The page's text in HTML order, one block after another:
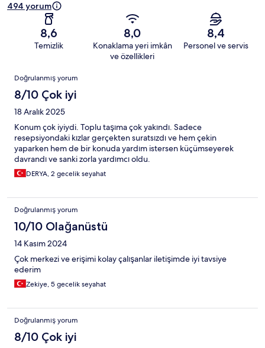
494 yorum
8,6
Temizlik
8,0
Konaklama yeri imkân
ve özellikleri
8,4
Personel ve servis
Yorumlar
Doğrulanmış yorum
8/10 Çok iyi
18 Aralık 2025
Konum çok iyiydi. Toplu taşıma çok yakındı. Sadece
resepsiyondaki kızlar gerçekten suratsızdı ve hem çekin
yaparken hem de bir konuda yardım istersen küçümseyerek
davrandı ve sanki zorla yardımcı oldu.
DERYA, 2 gecelik seyahat
Doğrulanmış yorum
10/10 Olağanüstü
14 Kasım 2024
Çok merkezi ve erişimi kolay çalışanlar iletişimde iyi tavsiye
ederim
Zekiye, 5 gecelik seyahat
Doğrulanmış yorum
8/10 Çok iyi